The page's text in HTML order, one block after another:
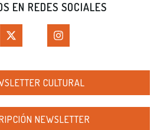
EN REDES SOCIALES
CULTURAL
NEWSLETTER